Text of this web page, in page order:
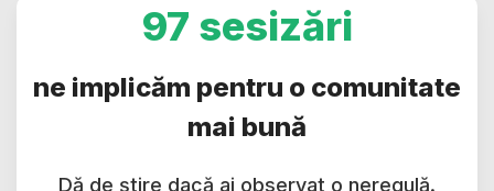
97 sesizări
ne implicăm pentru o comunitate
mai bună
Dă de știre dacă ai observat o neregulă.